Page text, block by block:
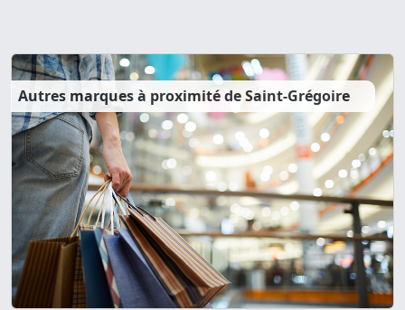
Autres marques à proximité de Saint-Grégoire